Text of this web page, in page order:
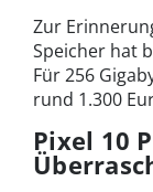
Zur
Speicher hat
Für 256
rund 1.300
Pixel 10